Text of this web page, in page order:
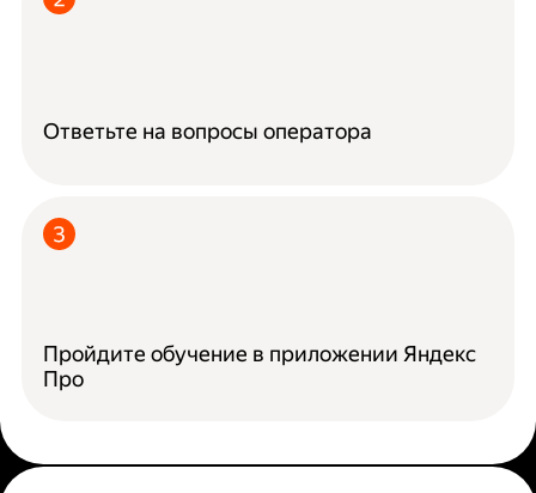
Ответьте на вопросы оператора
Пройдите обучение в приложении Яндекс
Про